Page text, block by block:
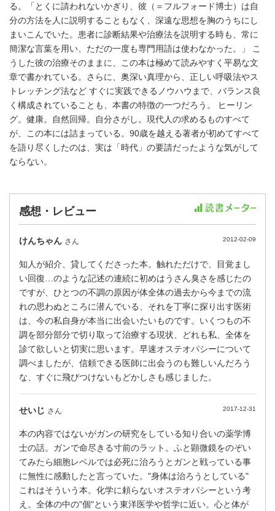
る。「とくに請われないかぎり、彼（＝フルフォード博士）は自
分の方法を人に説明することもなく、深遠な思想を胸のうちにし
まいこんでいた。患者に診断結果や治療法を説明する時も、常に
簡潔な言葉を用い、ただの一度も専門用語は使わなかった。」 こ
うした彼の治療そのままに、この本は極めて読みやすく平易な文
章で書かれている。さらに、奥深い真理から、正しい呼吸法やス
トレッチング法など すぐに実践できるノウハウまで、バランス良
く構成されていることも、本書の特徴の一つだろう。 ヒーリン
グ。健康。自然回帰。自分さがし。現代人の求めるものすべて
が、この本には詰まっている。90歳を越える著者が初めてすべて
を語り尽くしたのは、実は「時代」の要請だったような気がして
ならない。
感想・レビュー
けんちゃん さん 2012-02-09
知人が紹介、貸してくださった本。触れただけで、目覚まし
い回復…のような記述の連続に初めはうさん臭さを感じたの
ですが、ひとつの不調の原因が体全体の過去から今までの流
れの思わぬところに潜んでいる、それを丁寧に探り出す医術
は、今の私自身が本当に出会いたいものです。いくつもの不
調を部分部分で切り取って治療する現状、どれも私、全体を
診て欲しいと切実に思います。早速オステオパシーについて
調べましたが、信頼できる医師に出会うのも難しいんだろう
な、すぐに飛びつけないもどかしさも感じました。
せいじ さん 2017-12-31
本の内容ではないがガンの研究をしている知り合いの薬学博
士の話。ガンで命尽きる寸前のラット。ふと顕微鏡をのぞい
てみたら細胞レベルでは必死に治ろうとガンと戦っている事
に無性に感動したと言っていた。"身体は治ろうとしている"
これはそういう本。化学に頼らないオステオパシーという考
え。全体の中の"個"という東洋医学や哲学に近い。心と体が